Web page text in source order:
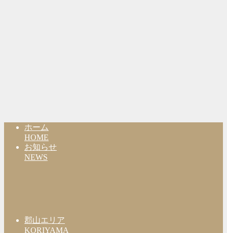
ホーム
HOME
お知らせ
NEWS
郡山エリア
KORIYAMA